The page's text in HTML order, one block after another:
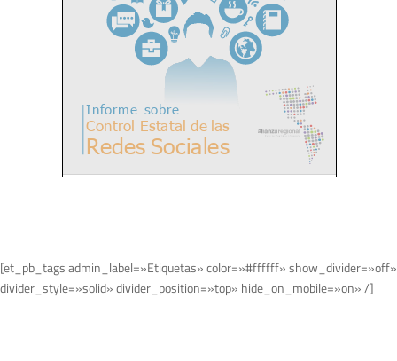
[et_pb_tags admin_label=»Etiquetas» color=»#ffffff» show_divider=»off»
divider_style=»solid» divider_position=»top» hide_on_mobile=»on» /]